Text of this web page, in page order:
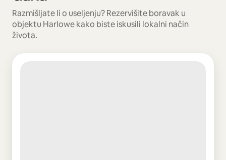
Razmišljate li o useljenju? Rezervišite boravak u
objektu Harlowe kako biste iskusili lokalni način
života.